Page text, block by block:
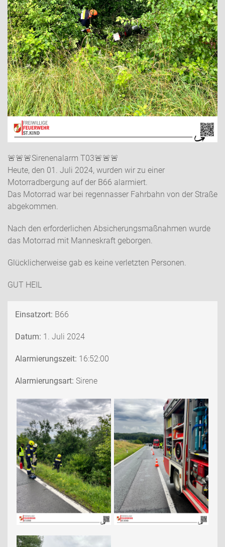
🚨🚨🚨Sirenenalarm T03🚨🚨🚨
Heute, den 01. Juli 2024, wurden wir zu einer
Motorradbergung auf der B66 alarmiert.
Das Motorrad war bei regennasser Fahrbahn von der Straße
abgekommen.
Nach den erforderlichen Absicherungsmaßnahmen wurde
das Motorrad mit Manneskraft geborgen.
Glücklicherweise gab es keine verletzten Personen.
GUT HEIL
Einsatzort: B66
Datum: 1. Juli 2024
Alarmierungszeit: 16:52:00
Alarmierungsart: Sirene